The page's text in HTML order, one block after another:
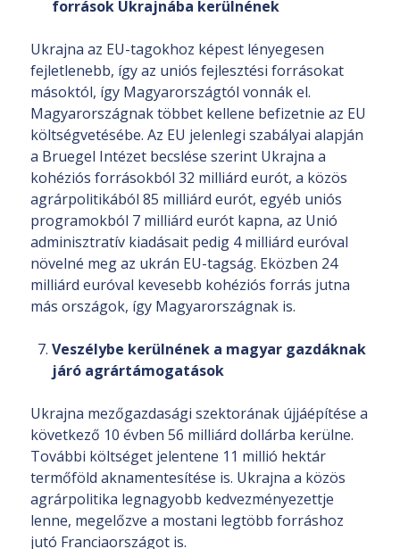
források Ukrajnába kerülnének
Ukrajna az EU-tagokhoz képest lényegesen
fejletlenebb, így az uniós fejlesztési forrásokat
másoktól, így Magyarországtól vonnák el.
Magyarországnak többet kellene befizetnie az EU
költségvetésébe. Az EU jelenlegi szabályai alapján
a Bruegel Intézet becslése szerint Ukrajna a
kohéziós forrásokból 32 milliárd eurót, a közös
agrárpolitikából 85 milliárd eurót, egyéb uniós
programokból 7 milliárd eurót kapna, az Unió
adminisztratív kiadásait pedig 4 milliárd euróval
növelné meg az ukrán EU-tagság. Eközben 24
milliárd euróval kevesebb kohéziós forrás jutna
más országok, így Magyarországnak is.
Veszélybe kerülnének a magyar gazdáknak
járó agrártámogatások
Ukrajna mezőgazdasági szektorának újjáépítése a
következő 10 évben 56 milliárd dollárba kerülne.
További költséget jelentene 11 millió hektár
termőföld aknamentesítése is. Ukrajna a közös
agrárpolitika legnagyobb kedvezményezettje
lenne, megelőzve a mostani legtöbb forráshoz
jutó Franciaországot is.